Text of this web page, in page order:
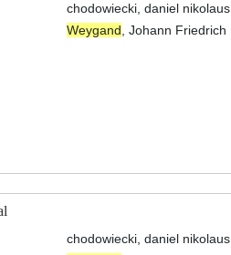
chodowiecki, daniel nikolaus
Weygand , Johann Friedrich
chodowiecki, daniel nikolaus